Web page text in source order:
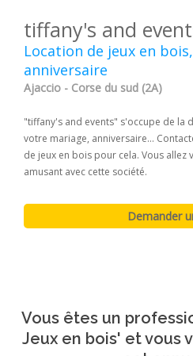
tiffany's and
Location de jeux en
anniversaire
Ajaccio - Corse du sud (2A)
"tiffany's and events" s'occupe de la
votre mariage, anniversaire...
de jeux en bois pour cela. Vous
amusant avec cette société.
Vous êtes un
Jeux en bois' et vous